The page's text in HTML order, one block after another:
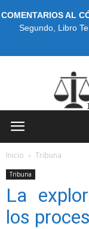
COMENTARIOS AL
Segundo, Libro
Inicio Tribuna
Tribuna
La
los